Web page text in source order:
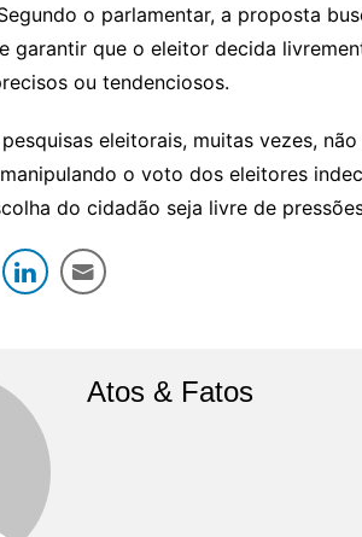
o parlamentar, a proposta
garantir que o eleitor decida
ou tendenciosos.
pesquisas eleitorais, muitas vezes,
o voto dos eleitores
do cidadão seja livre de
Atos & Fatos